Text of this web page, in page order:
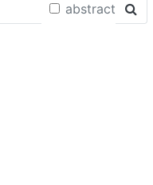
abstract